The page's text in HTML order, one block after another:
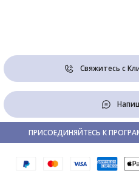
Свяжитесь с
ПРИСОЕДИНЯЙТЕСЬ К